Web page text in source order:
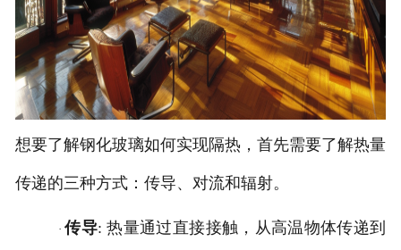
想要了解钢化玻璃如何实现隔热，首先需要了解热量
传递的三种方式：传导、对流和辐射。
·传导: 热量通过直接接触，从高温物体传递到